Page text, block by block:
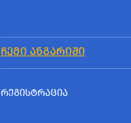
ᲩᲔᲛᲘ ᲐᲜᲒᲐᲠᲘᲨᲘ
ᲠᲔᲒᲘᲡᲢᲠᲐᲪᲘᲐ